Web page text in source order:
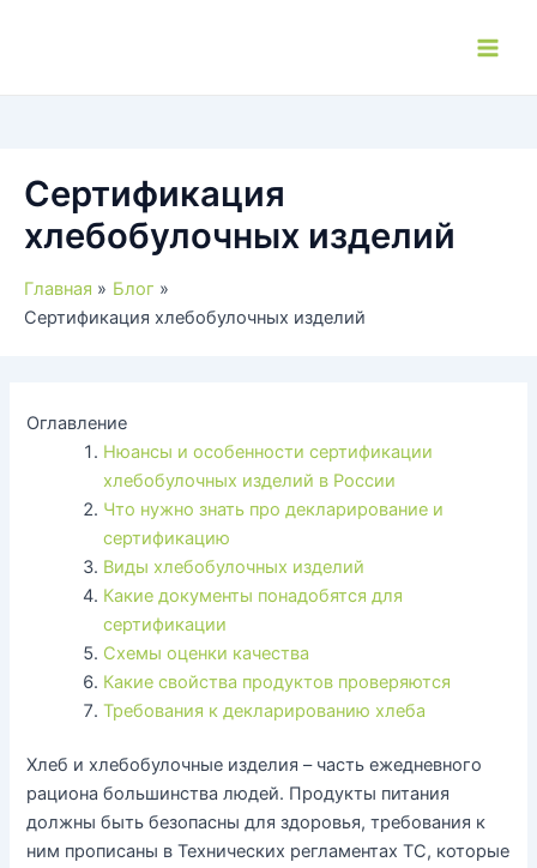
Сертификация
хлебобулочных изделий
Главная
Блог
Сертификация хлебобулочных изделий
Оглавление
Нюансы и особенности сертификации
хлебобулочных изделий в России
Что нужно знать про декларирование и
сертификацию
Виды хлебобулочных изделий
Какие документы понадобятся для
сертификации
Схемы оценки качества
Какие свойства продуктов проверяются
Требования к декларированию хлеба
Хлеб и хлебобулочные изделия – часть ежедневного
рациона большинства людей. Продукты питания
должны быть безопасны для здоровья, требования к
ним прописаны в Технических регламентах ТС, которые